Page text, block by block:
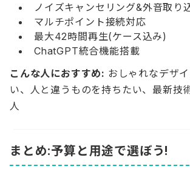
ノイズキャンセリング&外音取り
マルチポイント接続対応
最大42時間再生(ケース込み)
ChatGPT統合機能搭載
こんな人におすすめ: おしゃれなデザ
い、人と違うものを持ちたい、最新技
人
まとめ:予算と用途で選ぼう!